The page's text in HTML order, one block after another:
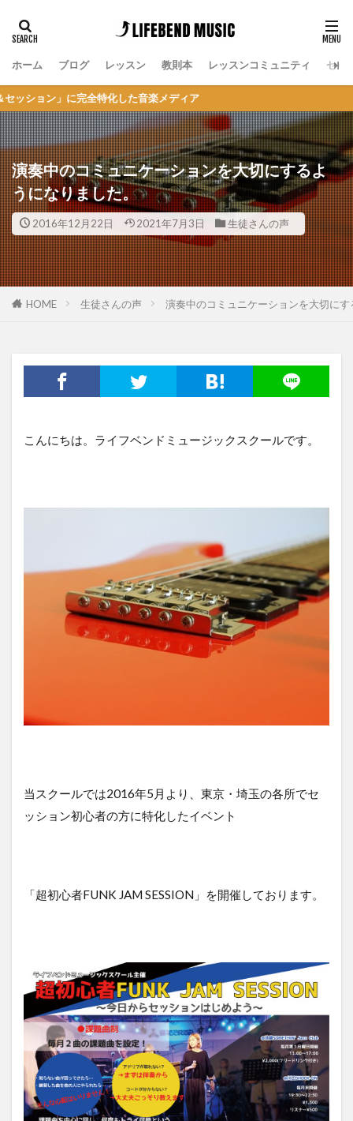
ホーム ブログ レッスン 教則本 レッスンコミュニティ セッ
全特化した音楽メディア
演奏中のコミュニケーションを大切にするよ
うになりました。
2016年12月22日 2021年7月3日 生徒さんの声
HOME 生徒さんの声 演奏中のコミュニケーションを大切に
こんにちは。ライフベンドミュージックスクールです。
当スクールでは2016年5月より、東京・埼玉の各所でセ
ッション初心者の方に特化したイベント
「超初心者FUNK JAM SESSION」を開催しております。